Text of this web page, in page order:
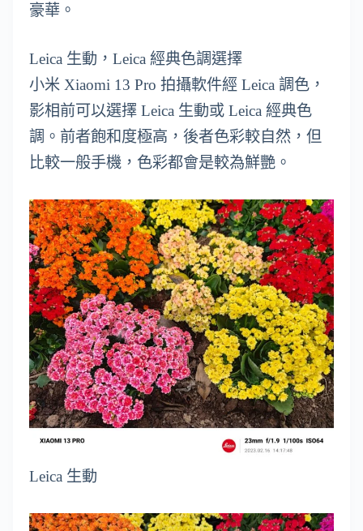
豪華。
Leica 生動，Leica 經典色調選擇
小米 Xiaomi 13 Pro 拍攝軟件經 Leica 調色，
影相前可以選擇 Leica 生動或 Leica 經典色
調。前者飽和度極高，後者色彩較自然，但
比較一般手機，色彩都會是較為鮮艷。
Leica 生動